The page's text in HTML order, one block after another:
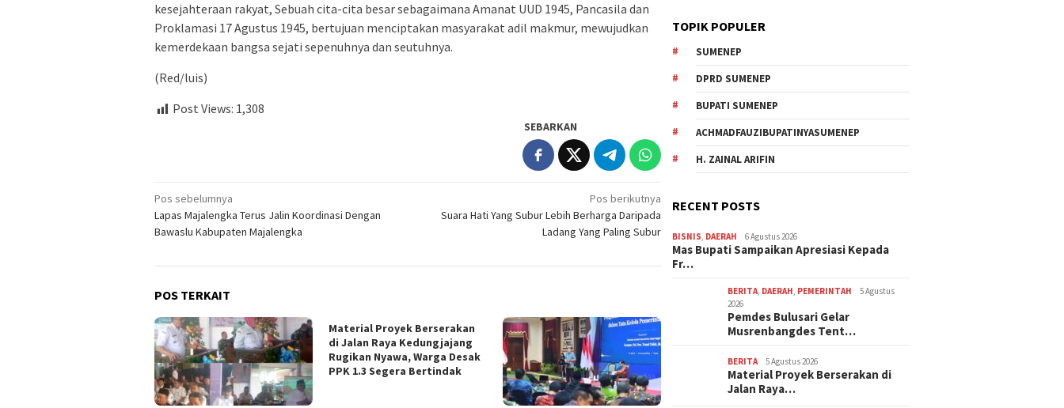
kesejahteraan rakyat, Sebuah cita-cita besar sebagaimana Amanat UUD 1945, Pancasila dan
Proklamasi 17 Agustus 1945, bertujuan menciptakan masyarakat adil makmur, mewujudkan
kemerdekaan bangsa sejati sepenuhnya dan seutuhnya.
(Red/luis)
Post Views: 1,308
SEBARKAN
Navigasi
pos
Pos sebelumnya
Lapas Majalengka Terus Jalin Koordinasi Dengan
Bawaslu Kabupaten Majalengka
Pos berikutnya
Suara Hati Yang Subur Lebih Berharga Daripada
Ladang Yang Paling Subur
POS TERKAIT
Material Proyek Berserakan
di Jalan Raya Kedungjajang
Rugikan Nyawa, Warga Desak
PPK 1.3 Segera Bertindak
TOPIK POPULER
SUMENEP
DPRD SUMENEP
BUPATI SUMENEP
ACHMADFAUZIBUPATINYASUMENEP
H. ZAINAL ARIFIN
RECENT POSTS
BISNIS, DAERAH 6 Agustus 2026
Mas Bupati Sampaikan Apresiasi Kepada
Fr…
BERITA, DAERAH, PEMERINTAH
5 Agustus
2026
Pemdes Bulusari Gelar
Musrenbangdes Tent…
BERITA 5 Agustus 2026
Material Proyek Berserakan di
Jalan Raya…